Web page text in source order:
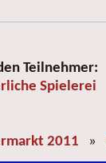
Teilnehmer:
Spielerei
2011 »